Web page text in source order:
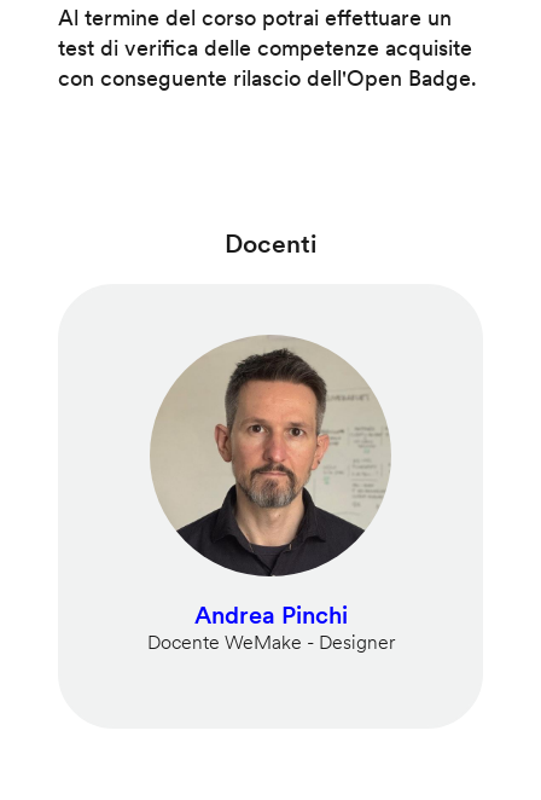
Al termine del corso potrai effettuare un
test di verifica delle competenze acquisite
con conseguente rilascio dell'Open Badge.
Docenti
Andrea Pinchi
Docente WeMake - Designer